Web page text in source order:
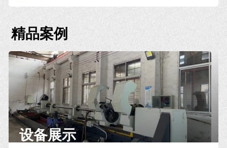
精品案例
设备展示